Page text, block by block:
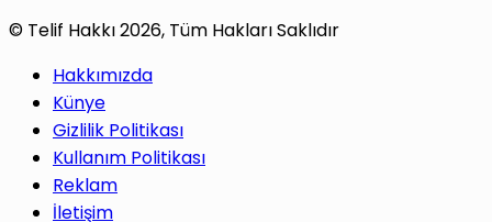
© Telif Hakkı 2026, Tüm Hakları Saklıdır
Hakkımızda
Künye
Gizlilik Politikası
Kullanım Politikası
Reklam
İletişim